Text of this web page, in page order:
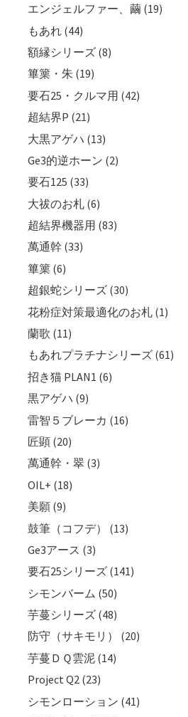
エンジェルファー、繭 (19)
もあれ (44)
額縁シリーズ (8)
篳篥・朱 (19)
要石25・クルマ用 (42)
超結界P (21)
大黒アゲハ (13)
Ge3的逆ホーン (2)
要石125 (33)
大祓のお札 (6)
超結界機器用 (83)
萬通幹 (33)
篳篥 (6)
超銀蛇シリーズ (30)
花粉症対策最適化のお札 (1)
蘭歌 (11)
もあれプラチナシリーズ (61)
招き猫 PLAN1 (6)
黒アゲハ (9)
雷智５ブレーカ (16)
匠顕 (20)
萬通幹・翠 (3)
OIL+ (18)
美願 (9)
鼓筆（コフデ） (13)
Ge3アース (3)
要石25シリーズ (141)
シモンバーム (50)
芋蔓シリーズ (48)
防守（サキモリ） (20)
芋蔓ＤＱ雲泥 (14)
Project Q2 (23)
シモンローション (41)